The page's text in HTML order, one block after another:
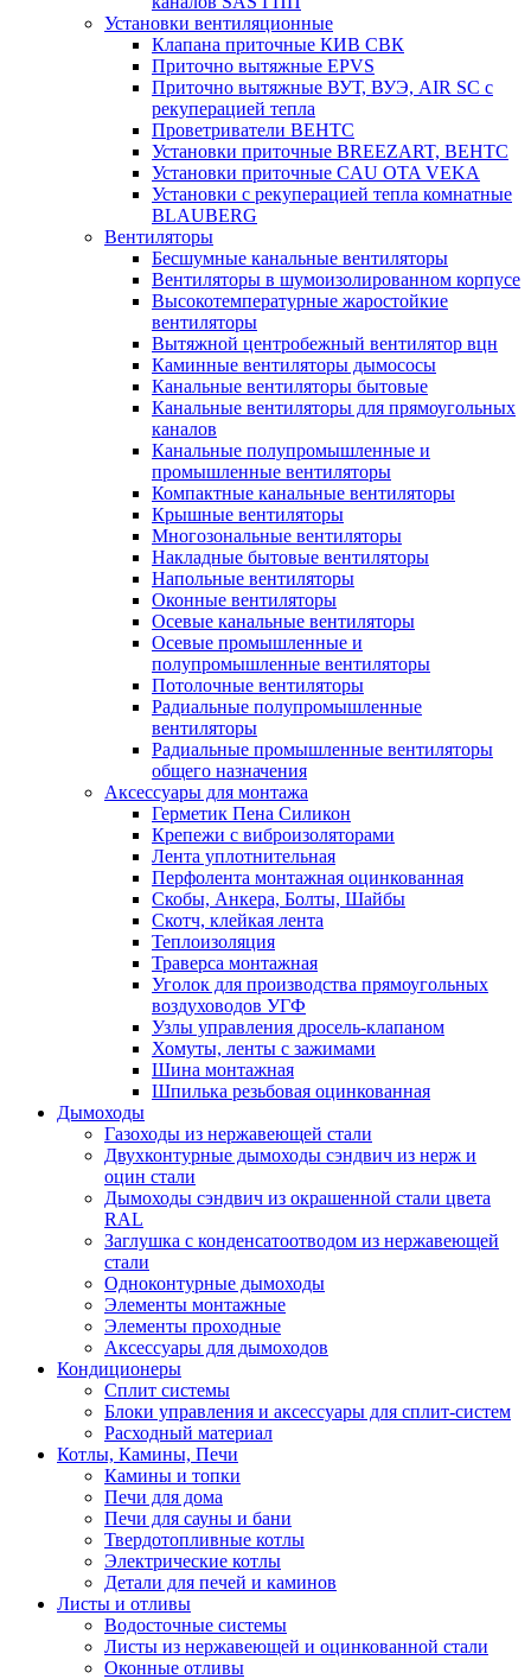
Установки вентиляционные
Клапана приточные КИВ СВК
Приточно вытяжные EPVS
Приточно вытяжные ВУТ, ВУЭ, AIR SC с
рекуперацией тепла
Проветриватели ВЕНТС
Установки приточные BREEZART, ВЕНТС
Установки приточные CAU OTA VEKA
Установки с рекуперацией тепла комнатные
BLAUBERG
Вентиляторы
Бесшумные канальные вентиляторы
Вентиляторы в шумоизолированном корпусе
Высокотемпературные жаростойкие
вентиляторы
Вытяжной центробежный вентилятор вцн
Каминные вентиляторы дымососы
Канальные вентиляторы бытовые
Канальные вентиляторы для прямоугольных
каналов
Канальные полупромышленные и
промышленные вентиляторы
Компактные канальные вентиляторы
Крышные вентиляторы
Многозональные вентиляторы
Накладные бытовые вентиляторы
Напольные вентиляторы
Оконные вентиляторы
Осевые канальные вентиляторы
Осевые промышленные и
полупромышленные вентиляторы
Потолочные вентиляторы
Радиальные полупромышленные
вентиляторы
Радиальные промышленные вентиляторы
общего назначения
Аксессуары для монтажа
Герметик Пена Силикон
Крепежи с виброизоляторами
Лента уплотнительная
Перфолента монтажная оцинкованная
Скобы, Анкера, Болты, Шайбы
Скотч, клейкая лента
Теплоизоляция
Траверса монтажная
Уголок для производства прямоугольных
воздуховодов УГФ
Узлы управления дросель-клапаном
Хомуты, ленты с зажимами
Шина монтажная
Шпилька резьбовая оцинкованная
Дымоходы
Газоходы из нержавеющей стали
Двухконтурные дымоходы сэндвич из нерж и
оцин стали
Дымоходы сэндвич из окрашенной стали цвета
RAL
Заглушка с конденсатоотводом из нержавеющей
стали
Одноконтурные дымоходы
Элементы монтажные
Элементы проходные
Аксессуары для дымоходов
Кондиционеры
Сплит системы
Блоки управления и аксессуары для сплит-систем
Расходный материал
Котлы, Камины, Печи
Камины и топки
Печи для дома
Печи для сауны и бани
Твердотопливные котлы
Электрические котлы
Детали для печей и каминов
Листы и отливы
Водосточные системы
Листы из нержавеющей и оцинкованной стали
Оконные отливы